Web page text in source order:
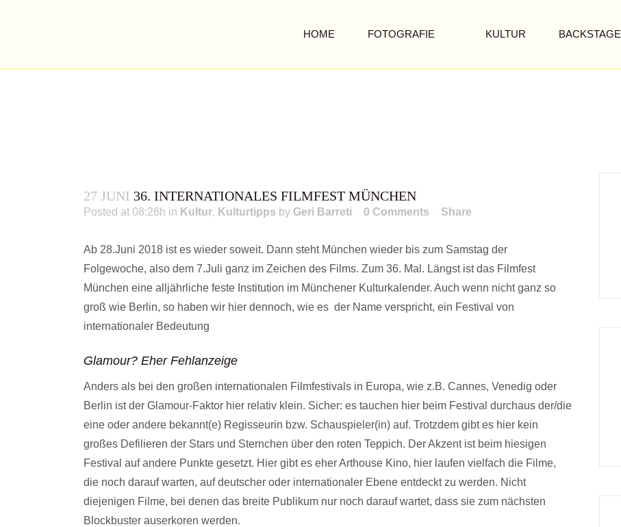
HOME FOTOGRAFIE KULTUR BACKSTAGE
27 JUNI 36. INTERNATIONALES FILMFEST MÜNCHEN
Posted at 08:26h in Kultur, Kulturtipps by Geri Barreti 0 Comments Share
Ab 28.Juni 2018 ist es wieder soweit. Dann steht München wieder bis zum Samstag der
Folgewoche, also dem 7.Juli ganz im Zeichen des Films. Zum 36. Mal. Längst ist das Filmfest
München eine alljährliche feste Institution im Münchener Kulturkalender. Auch wenn nicht ganz so
groß wie Berlin, so haben wir hier dennoch, wie es der Name verspricht, ein Festival von
internationaler Bedeutung
Glamour? Eher Fehlanzeige
Anders als bei den großen internationalen Filmfestivals in Europa, wie z.B. Cannes, Venedig oder
Berlin ist der Glamour-Faktor hier relativ klein. Sicher: es tauchen hier beim Festival durchaus der/die
eine oder andere bekannt(e) Regisseurin bzw. Schauspieler(in) auf. Trotzdem gibt es hier kein
großes Defilieren der Stars und Sternchen über den roten Teppich. Der Akzent ist beim hiesigen
Festival auf andere Punkte gesetzt. Hier gibt es eher Arthouse Kino, hier laufen vielfach die Filme,
die noch darauf warten, auf deutscher oder internationaler Ebene entdeckt zu werden. Nicht
diejenigen Filme, bei denen das breite Publikum nur noch darauf wartet, dass sie zum nächsten
Blockbuster auserkoren werden.